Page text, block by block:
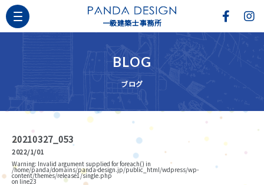
一級建築士事務所
BLOG
ブログ
20210327_053
2022/1/01
Warning: Invalid argument supplied for foreach() in
/home/panda/domains/panda-design.jp/public_html/wdpress/wp-
content/themes/release1/single.php
on line23